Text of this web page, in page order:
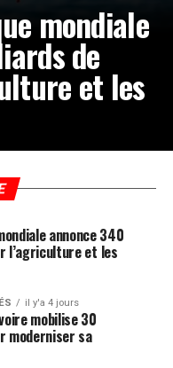
mondiale
de
et les
annonce 340
l’agriculture et les
il y'a 4 jours
mobilise 30
moderniser sa